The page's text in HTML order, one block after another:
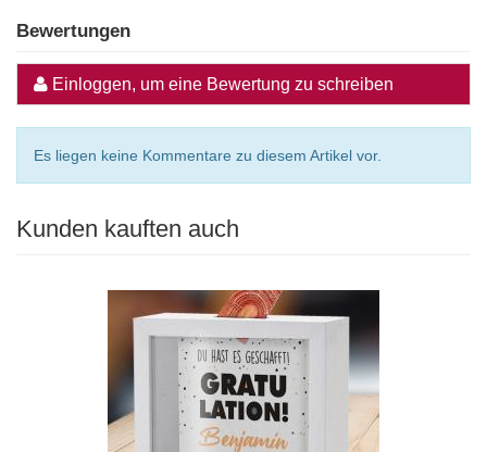
Bewertungen
Einloggen, um eine Bewertung zu schreiben
Es liegen keine Kommentare zu diesem Artikel vor.
Kunden kauften auch